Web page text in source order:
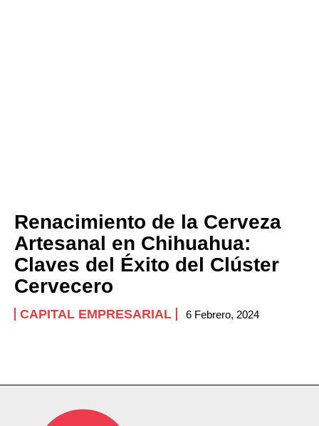
Renacimiento de la Cerveza
Artesanal en Chihuahua:
Claves del Éxito del Clúster
Cervecero
CAPITAL EMPRESARIAL 6 Febrero, 2024